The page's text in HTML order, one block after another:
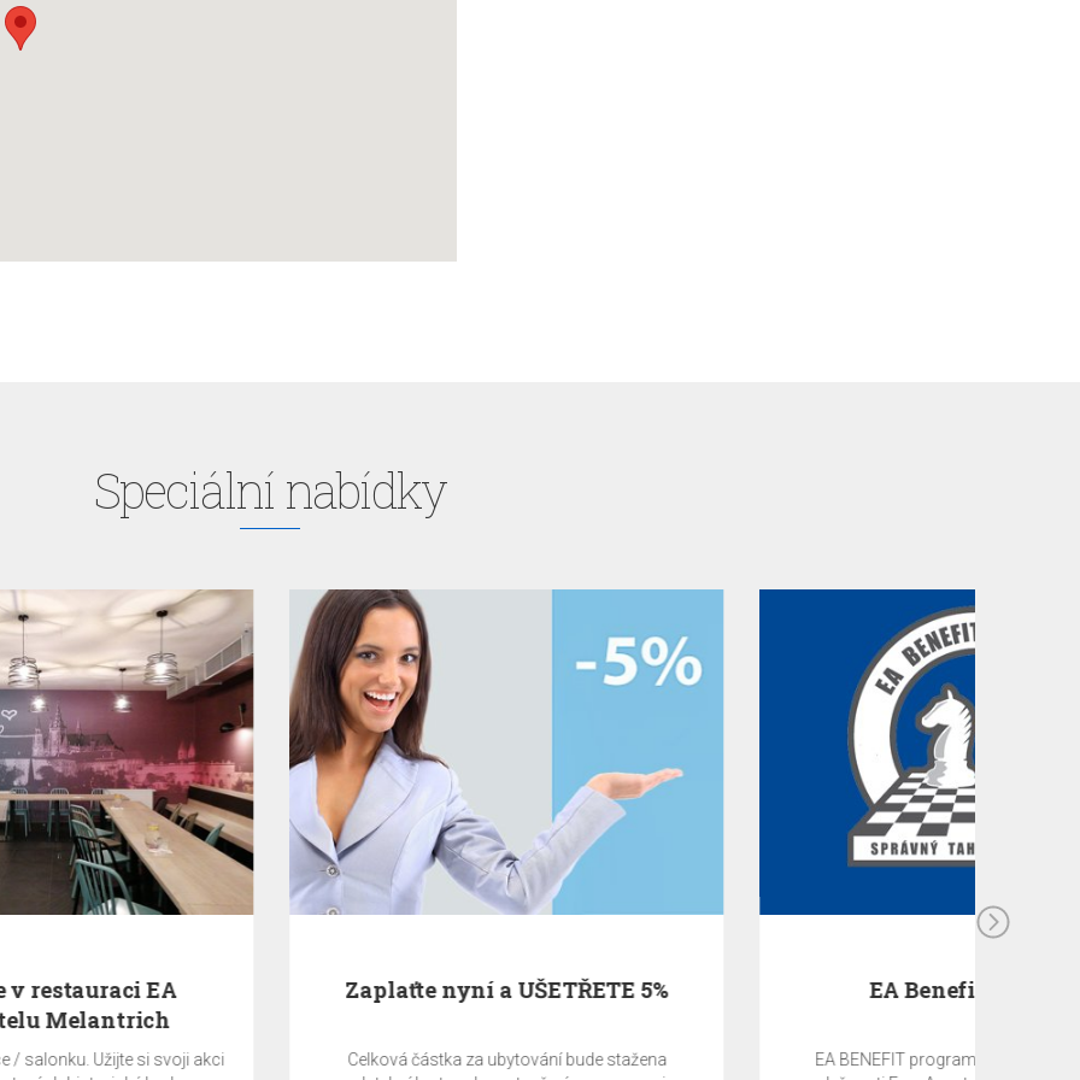
Speciální nabídky
Zaplaťte nyní a UŠETŘETE 5%
Celková částka za ubytování bude stažena
EA Benefit Program
EA BENEFIT program je odměnou klientům